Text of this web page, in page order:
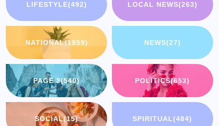
LIFESTYLE(492) LOCAL NEWS(263)
NATIONAL(1959) NEWS(27)
PAGE 3(540) POLITICS(653)
SOCIAL(15) SPIRITUAL(484)